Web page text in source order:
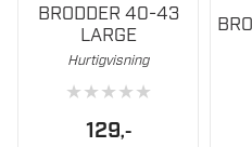
BRODDER 40-43
LARGE
Hurtigvisning
★★★★★
129,-